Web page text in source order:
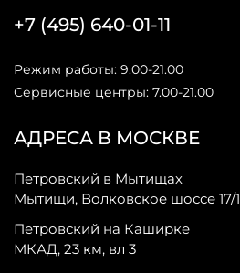
АДРЕСА В МОСКВЕ
Петровский в Мытищах
Мытищи, Волковское шоссе 17/1
Петровский на Каширке
МКАД, 23 км, вл 3
+7 (495) 640-01-11
Режим работы: 9.00-21.00
Сервисные центры: 7.00-21.00